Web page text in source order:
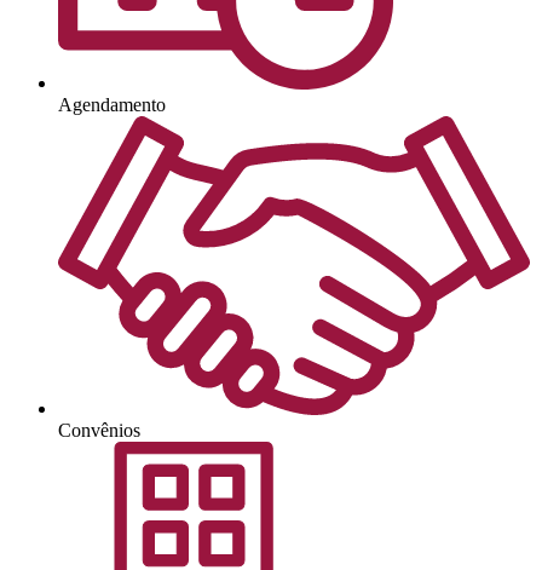
Agendamento
Convênios